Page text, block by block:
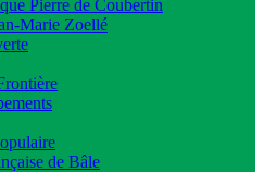
Pierre de Coubertin
Marie Zoellé
de Bâle